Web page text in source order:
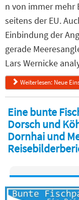
n von immer mehr
seitens der EU.
Einbindung der
gerade
Lars Wernicke
Weiterlesen: Neue
Eine bunte
Dorsch und
Dornhai und